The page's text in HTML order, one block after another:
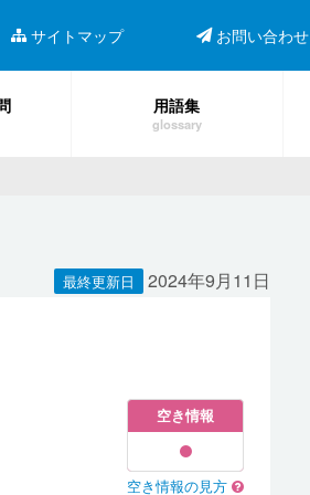
サイトマップ お問い合わせ
用語集
glossary
最終更新日 2024年9月11日
空き情報
空き情報の見方